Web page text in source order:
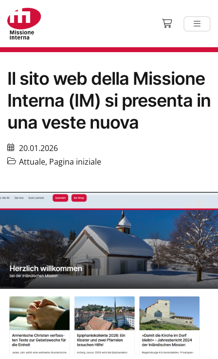
Il sito web della Missione
Interna (IM) si presenta in
una veste nuova
20.01.2026
Attuale, Pagina iniziale